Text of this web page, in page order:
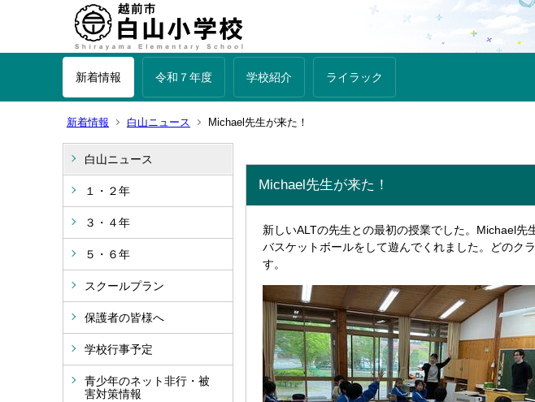
新着情報 令和７年度 学校紹介 ライラック
新着情報 白山ニュース Michael先生が来た！
白山ニュース
１・２年
３・４年
５・６年
スクールプラン
保護者の皆様へ
学校行事予定
青少年のネット非行・被
害対策情報
Michael先生が来た！
新しいALTの先生との最初の授業でした。Michael
バスケットボールをして遊んでくれました。どのク
す。